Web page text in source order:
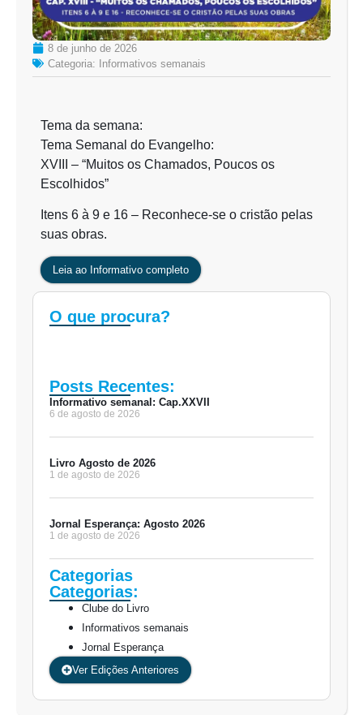
8 de junho de 2026
Categoria: Informativos semanais
Tema da semana:
Tema Semanal do Evangelho:
XVIII – “Muitos os Chamados, Poucos os
Escolhidos”
Itens 6 à 9 e 16 – Reconhece-se o cristão pelas
suas obras.
Leia ao Informativo completo
O que procura?
Posts Recentes:
Informativo semanal: Cap.XXVII
6 de agosto de 2026
Livro Agosto de 2026
1 de agosto de 2026
Jornal Esperança: Agosto 2026
1 de agosto de 2026
Categorias:
Categorias
Clube do Livro
Informativos semanais
Jornal Esperança
Ver Edições Anteriores